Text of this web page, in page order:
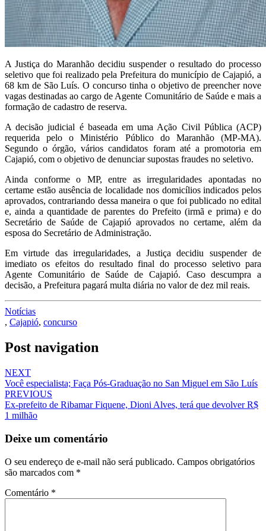
A Justiça do Maranhão decidiu suspender o resultado do processo
seletivo que foi realizado pela Prefeitura do município de Cajapió, a
68 km de São Luís. O concurso tinha o objetivo de preencher nove
vagas destinadas ao cargo de Agente Comunitário de Saúde e mais a
formação de cadastro de reserva.
A decisão judicial é baseada em uma Ação Civil Pública (ACP)
requerida pelo o Ministério Público do Maranhão (MP-MA).
Segundo o órgão, vários candidatos foram até a promotoria em
Cajapió, com o objetivo de denunciar supostas fraudes no seletivo.
Ainda conforme o MP, entre as irregularidades apontadas no
certame estão ausência de localidade nos domicílios indicados pelos
aprovados, contrariando dessa maneira o que foi publicado no edital
e, ainda a quantidade de parentes do Prefeito (irmã e prima) e do
Secretário de Saúde de Cajapió aprovados no certame, além da
esposa do Secretário de Administração.
Em virtude das irregularidades, a Justiça decidiu suspender de
imediato os efeitos do resultado final do processo seletivo para
Agente Comunitário de Saúde de Cajapió. Caso descumpra a
decisão, a Prefeitura pagará multa diária no valor de dez mil reais.
Notícias
, Cajapió, concurso
Post navigation
NEXT
Você especialista; Faça Pós-Graduação no San Miguel em São Luís
PREVIOUS
Ex-prefeito de Ribamar Fiquene, Dioni Alves, terá que devolver R$
1 milhão
Deixe um comentário
O seu endereço de e-mail não será publicado. Campos obrigatórios
são marcados com *
Comentário *